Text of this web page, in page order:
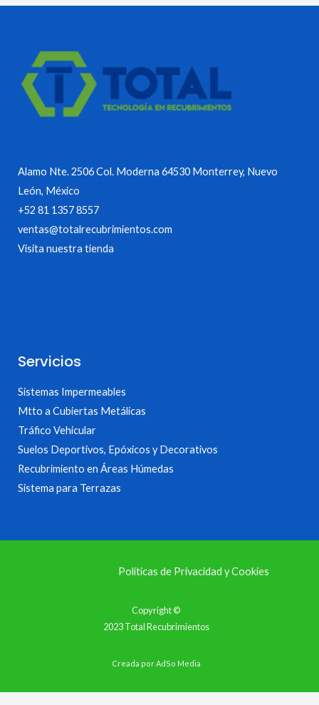
Alamo Nte. 2506 Col. Moderna 64530 Monterrey, Nuevo
León, México
+52 81 1357 8557
ventas@totalrecubrimientos.com
Visita nuestra tienda
Servicios
Sistemas Impermeables
Mtto a Cubiertas Metálicas
Tráfico Vehicular
Suelos Deportivos, Epóxicos y Decorativos
Recubrimiento en Áreas Húmedas
Sistema para Terrazas
Políticas de Privacidad y Cookies
Copyright ©
2023 Total Recubrimientos
Creada porAdSo Media